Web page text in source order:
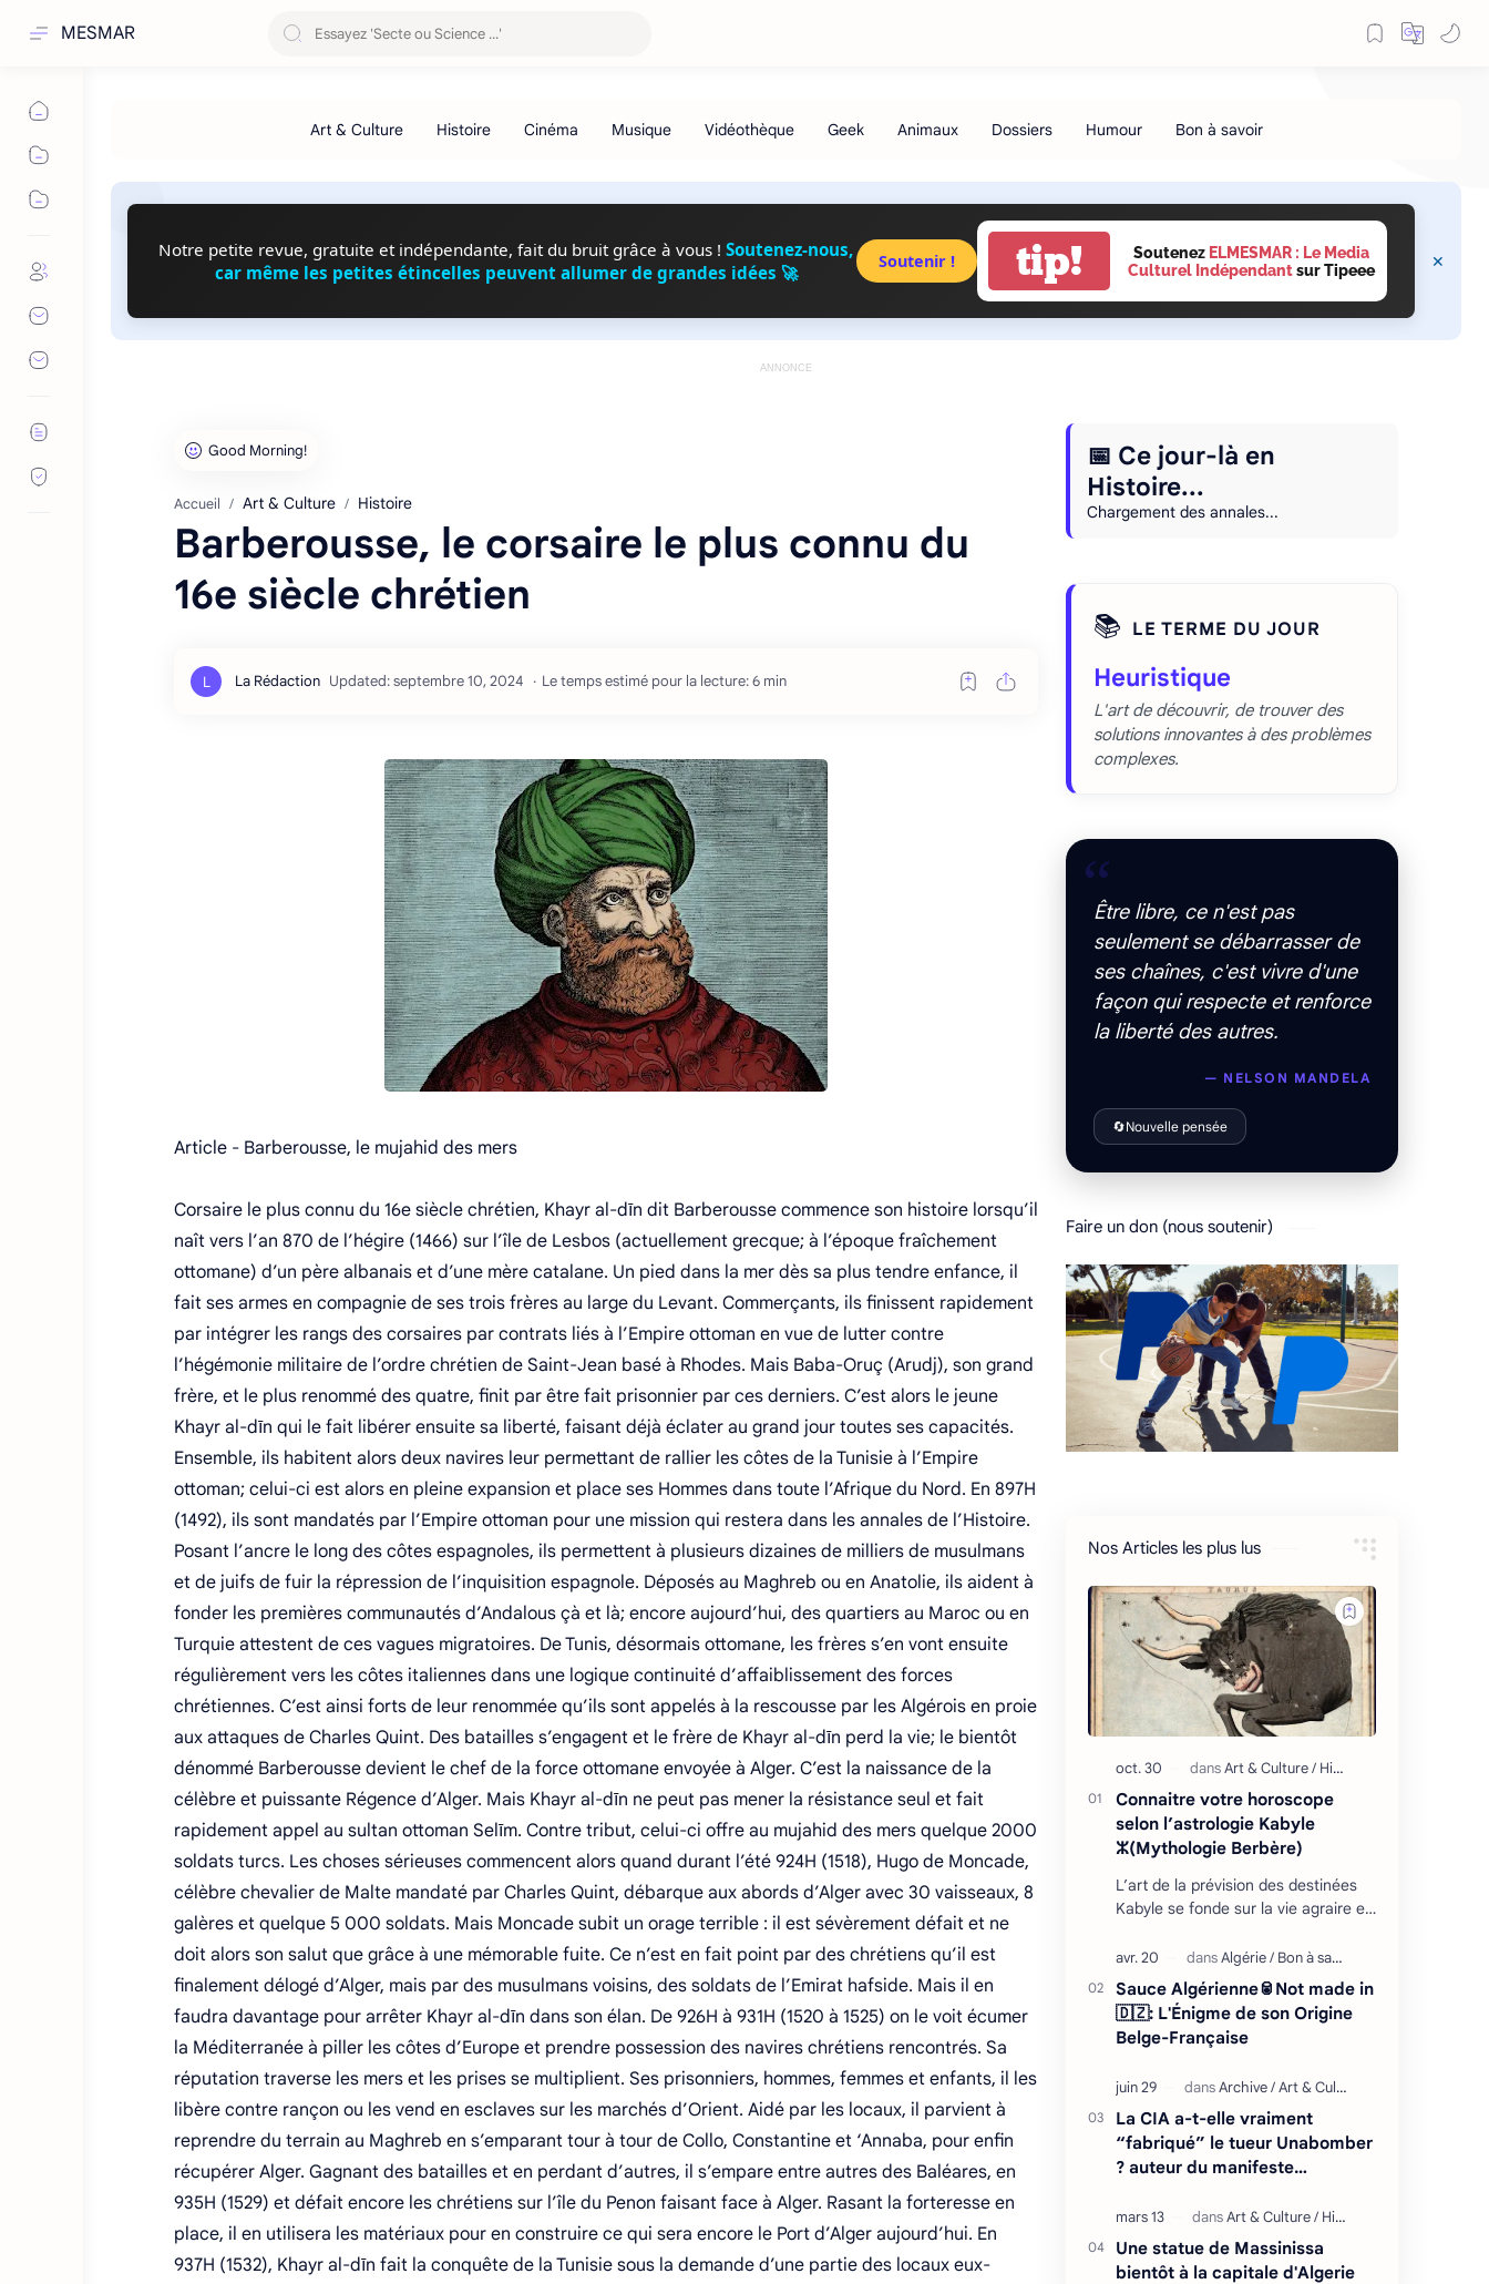
MESMAR
Notre petite revue, gratuite et indépendante, fait du bruit grâce à vous ! Soutenez-nous,
car même les petites étincelles peuvent allumer de grandes idées 🚀
Soutenir ! tip! Soutenez ELMESMAR : Le Media
Culturel Indépendantsur Tipeee
ANNONCE
Accueil Art & Culture Histoire
Barberousse, le corsaire le plus connu du
16e siècle chrétien
Le temps estimé pour la lecture: 6 min
Article - Barberousse, le mujahid des mers
Corsaire le plus connu du 16e siècle chrétien, Khayr al-dīn dit Barberousse commence son histoire lorsqu’il
naît vers l’an 870 de l’hégire (1466) sur l’île de Lesbos (actuellement grecque; à l’époque fraîchement
ottomane) d’un père albanais et d’une mère catalane. Un pied dans la mer dès sa plus tendre enfance, il
fait ses armes en compagnie de ses trois frères au large du Levant. Commerçants, ils finissent rapidement
par intégrer les rangs des corsaires par contrats liés à l’Empire ottoman en vue de lutter contre
l’hégémonie militaire de l’ordre chrétien de Saint-Jean basé à Rhodes. Mais Baba-Oruç (Arudj), son grand
frère, et le plus renommé des quatre, finit par être fait prisonnier par ces derniers. C’est alors le jeune
Khayr al-dīn qui le fait libérer ensuite sa liberté, faisant déjà éclater au grand jour toutes ses capacités.
Ensemble, ils habitent alors deux navires leur permettant de rallier les côtes de la Tunisie à l’Empire
ottoman; celui-ci est alors en pleine expansion et place ses Hommes dans toute l’Afrique du Nord. En 897H
(1492), ils sont mandatés par l’Empire ottoman pour une mission qui restera dans les annales de l’Histoire.
Posant l’ancre le long des côtes espagnoles, ils permettent à plusieurs dizaines de milliers de musulmans
et de juifs de fuir la répression de l’inquisition espagnole. Déposés au Maghreb ou en Anatolie, ils aident à
fonder les premières communautés d’Andalous çà et là; encore aujourd’hui, des quartiers au Maroc ou en
Turquie attestent de ces vagues migratoires. De Tunis, désormais ottomane, les frères s’en vont ensuite
régulièrement vers les côtes italiennes dans une logique continuité d’affaiblissement des forces
chrétiennes. C’est ainsi forts de leur renommée qu’ils sont appelés à la rescousse par les Algérois en proie
aux attaques de Charles Quint. Des batailles s’engagent et le frère de Khayr al-dīn perd la vie; le bientôt
dénommé Barberousse devient le chef de la force ottomane envoyée à Alger. C’est la naissance de la
célèbre et puissante Régence d’Alger. Mais Khayr al-dīn ne peut pas mener la résistance seul et fait
rapidement appel au sultan ottoman Selīm. Contre tribut, celui-ci offre au mujahid des mers quelque 2000
soldats turcs. Les choses sérieuses commencent alors quand durant l’été 924H (1518), Hugo de Moncade,
célèbre chevalier de Malte mandaté par Charles Quint, débarque aux abords d’Alger avec 30 vaisseaux, 8
galères et quelque 5 000 soldats. Mais Moncade subit un orage terrible : il est sévèrement défait et ne
doit alors son salut que grâce à une mémorable fuite. Ce n’est en fait point par des chrétiens qu’il est
finalement délogé d’Alger, mais par des musulmans voisins, des soldats de l’Emirat hafside. Mais il en
faudra davantage pour arrêter Khayr al-dīn dans son élan. De 926H à 931H (1520 à 1525) on le voit écumer
la Méditerranée à piller les côtes d’Europe et prendre possession des navires chrétiens rencontrés. Sa
réputation traverse les mers et les prises se multiplient. Ses prisonniers, hommes, femmes et enfants, il les
libère contre rançon ou les vend en esclaves sur les marchés d’Orient. Aidé par les locaux, il parvient à
reprendre du terrain au Maghreb en s’emparant tour à tour de Collo, Constantine et ‘Annaba, pour enfin
récupérer Alger. Gagnant des batailles et en perdant d’autres, il s’empare entre autres des Baléares, en
935H (1529) et défait encore les chrétiens sur l’île du Penon faisant face à Alger. Rasant la forteresse en
place, il en utilisera les matériaux pour en construire ce qui sera encore le Port d’Alger aujourd’hui. En
937H (1532), Khayr al-dīn fait la conquête de la Tunisie sous la demande d’une partie des locaux eux-
📅 Ce jour-là en
Histoire...
Chargement des annales...
📚 LE TERME DU JOUR
Heuristique
L'art de découvrir, de trouver des
solutions innovantes à des problèmes
complexes.
“
Être libre, ce n'est pas
seulement se débarrasser de
ses chaînes, c'est vivre d'une
façon qui respecte et renforce
la liberté des autres.
— NELSON MANDELA
🔄Nouvelle pensée
Faire un don (nous soutenir)
Nos Articles les plus lus
Connaitre votre horoscope
selon l’astrologie Kabyle
ⵣ(Mythologie Berbère)
L’art de la prévision des destinées
Kabyle se fonde sur la vie agraire et
avec son environnement : retour
cycliq…
Sauce Algérienne🥫Not made in
🇩🇿: L'Énigme de son Origine
Belge-Française
La CIA a-t-elle vraiment
“fabriqué” le tueur Unabomber
? auteur du manifeste
technologique"
Une statue de Massinissa
bientôt à la capitale d'Algerie